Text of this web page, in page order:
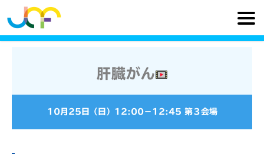
肝臓がん
10月25日（日） 12:00− 12:45 第３会場